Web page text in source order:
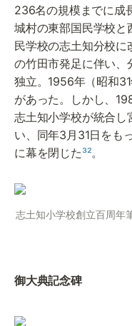
236名の規模までに成
城村の東部国民学校と
民学校の志土知分校に
の竹田市発足に伴い、
独立。1956年（昭和
があった。しかし、
志土知小学校が統合し
い、同年3月31日をも
に幕を閉じた³²。
志土知小学校創立百周年
御大典記念碑